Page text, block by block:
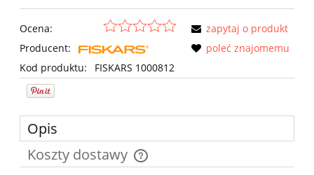
Ocena:
Producent:
Kod produktu:
FISKARS 1000812
zapytaj o produkt
poleć znajomemu
Opis
Koszty dostawy
Cena nie zawiera ewentualnych kosztów płatności